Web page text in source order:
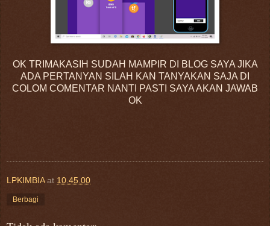
OK TRIMAKASIH SUDAH MAMPIR DI BLOG SAYA JIKA
ADA PERTANYAN SILAH KAN TANYAKAN SAJA DI
COLOM COMENTAR NANTI PASTI SAYA AKAN JAWAB
OK
LPKIMBIA at 10.45.00
Berbagi